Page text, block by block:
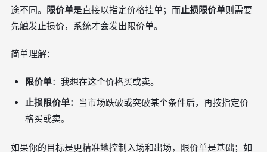
途不同。 限价单是直接以指定价格挂单；而止损限价单则需要
先触发止损价，系统才会发出限价单。
简单理解：
限价单：我想在这个价格买或卖。
止损限价单：当市场跌破或突破某个条件后，再按指定价
格买或卖。
如果你的目标是更精准地控制入场和出场，限价单是基础；如